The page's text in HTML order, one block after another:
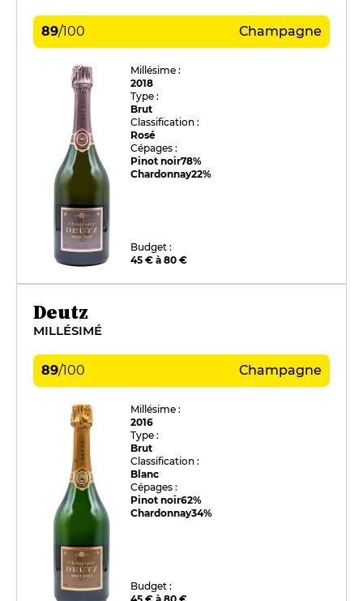
89/100 Champagne
Millésime :
2018
Type :
Brut
Classification :
Rosé
Cépages :
Pinot noir78%
Chardonnay22%
Budget :
45 € à 80 €
Deutz
MILLÉSIMÉ
89/100 Champagne
Millésime :
2016
Type :
Brut
Classification :
Blanc
Cépages :
Pinot noir62%
Chardonnay34%
Budget :